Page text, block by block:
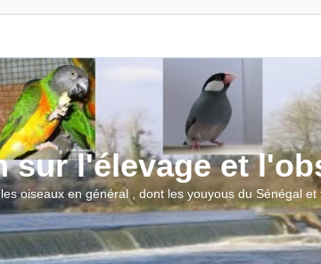
sur l'élevage et
oiseaux en général , dont les youyous du Sénégal